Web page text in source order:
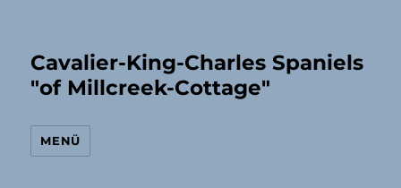
Cavalier-King-Charles Spaniels
"of Millcreek-Cottage"
MENÜ